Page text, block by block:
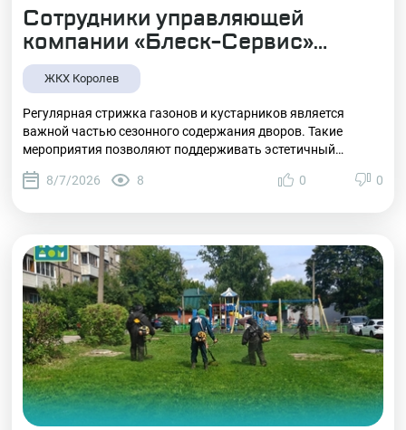
ЖКХ Королев
Сотрудники управляющей
компании «Блеск-Сервис»
проводят плановые работы по
покосу травы
Регулярная стрижка газонов и кустарников является
важной частью сезонного содержания дворов. Такие
мероприятия позволяют поддерживать эстетичный
внешний вид территорий, способствуют снижению
количества сорной растительности, а также уменьшают
8/7/2026 8 0 0